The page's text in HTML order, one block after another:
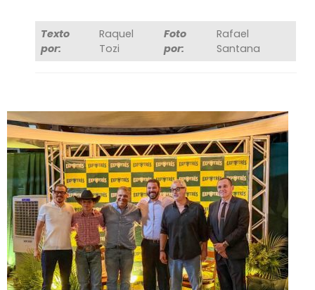
Texto
por:
Raquel
Tozi
Foto
por:
Rafael
Santana